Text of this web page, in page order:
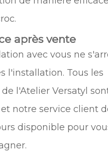
après vente
avec vous ne
l'installation. Tous les
l'Atelier Versatyl
notre service client
disponible pour